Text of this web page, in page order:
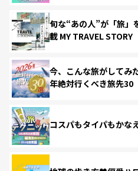
旬な“あの人”が「旅」
載 MY TRAVEL STORY
今、こんな旅がしてみ
年絶対行くべき旅先30
コスパもタイパもかな